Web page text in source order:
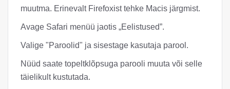
muutma. Erinevalt Firefoxist tehke Macis järgmist.
Avage Safari menüü jaotis „Eelistused”.
Valige "Paroolid" ja sisestage kasutaja parool.
Nüüd saate topeltklõpsuga parooli muuta või selle
täielikult kustutada.